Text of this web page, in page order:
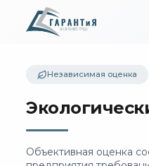
Версия для
A A A
Междустрочный интервал
1 1.5 2
Независимая оценка
Объективная оценка